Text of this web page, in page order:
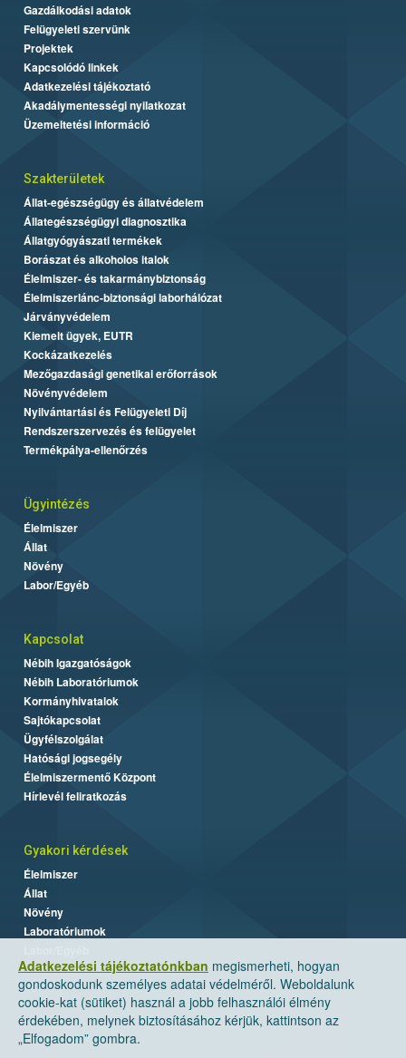
Adatkezelési tájékoztatónkban megismerheti, hogyan
gondoskodunk személyes adatai védelméről. Weboldalunk
cookie-kat (sütiket) használ a jobb felhasználói élmény
érdekében, melynek biztosításához kérjük, kattintson az
„Elfogadom” gombra.
Gazdálkodási adatok
Felügyeleti szervünk
Projektek
Kapcsolódó linkek
Adatkezelési tájékoztató
Akadálymentességi nyilatkozat
Üzemeltetési információ
Szakterületek
Állat-egészségügy és állatvédelem
Állategészségügyi diagnosztika
Állatgyógyászati termékek
Borászat és alkoholos italok
Élelmiszer- és takarmánybiztonság
Élelmiszerlánc-biztonsági laborhálózat
Járványvédelem
Kiemelt ügyek, EUTR
Kockázatkezelés
Mezőgazdasági genetikai erőforrások
Növényvédelem
Nyilvántartási és Felügyeleti Díj
Rendszerszervezés és felügyelet
Termékpálya-ellenőrzés
Ügyintézés
Élelmiszer
Állat
Növény
Labor/Egyéb
Kapcsolat
Nébih Igazgatóságok
Nébih Laboratóriumok
Kormányhivatalok
Sajtókapcsolat
Ügyfélszolgálat
Hatósági jogsegély
Élelmiszermentő Központ
Hírlevél feliratkozás
Gyakori kérdések
Élelmiszer
Állat
Növény
Laboratóriumok